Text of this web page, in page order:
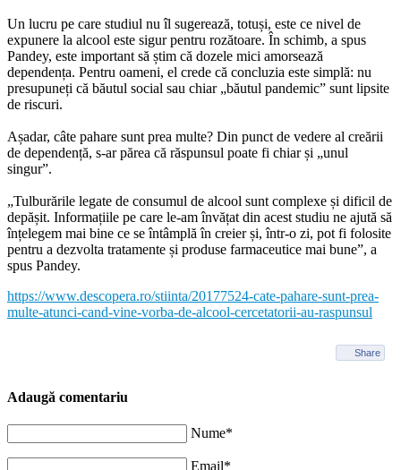
Un lucru pe care studiul nu îl sugerează, totuși, este ce nivel de
expunere la alcool este sigur pentru rozătoare. În schimb, a spus
Pandey, este important să știm că dozele mici amorsează
dependența. Pentru oameni, el crede că concluzia este simplă: nu
presupuneți că băutul social sau chiar „băutul pandemic” sunt lipsite
de riscuri.
Așadar, câte pahare sunt prea multe? Din punct de vedere al creării
de dependență, s-ar părea că răspunsul poate fi chiar și „unul
singur”.
„Tulburările legate de consumul de alcool sunt complexe și dificil de
depășit. Informațiile pe care le-am învățat din acest studiu ne ajută să
înțelegem mai bine ce se întâmplă în creier și, într-o zi, pot fi folosite
pentru a dezvolta tratamente și produse farmaceutice mai bune”, a
spus Pandey.
https://www.descopera.ro/stiinta/20177524-cate-pahare-sunt-prea-
multe-atunci-cand-vine-vorba-de-alcool-cercetatorii-au-raspunsul
Share
Adaugă comentariu
Nume*
Email*